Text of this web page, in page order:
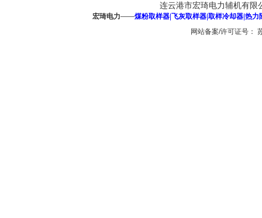
连云港市宏琦电力辅机有
宏琦电力——煤粉取样器 飞灰取样器 取样冷却器 热力
网站备案/许可证号：